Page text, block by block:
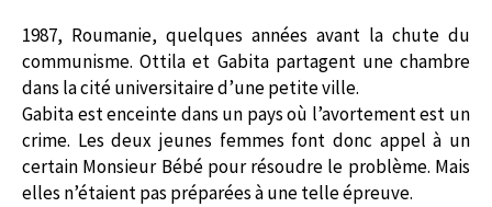
1987, Roumanie, quelques années avant la chute du
communisme. Ottila et Gabita partagent une chambre
dans la cité universitaire d’une petite ville.
Gabita est enceinte dans un pays où l’avortement est un
crime. Les deux jeunes femmes font donc appel à un
certain Monsieur Bébé pour résoudre le problème. Mais
elles n’étaient pas préparées à une telle épreuve.